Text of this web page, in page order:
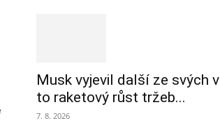
Musk vyjevil další ze svých
to raketový růst tržeb...
7. 8. 2026